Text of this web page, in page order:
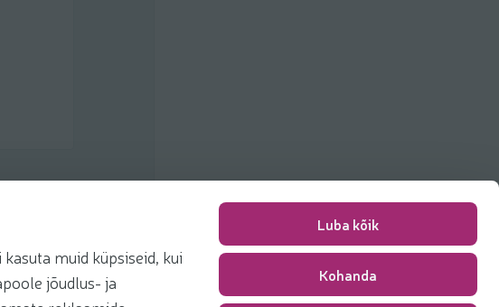
muid küpsiseid, kui
jõudlus- ja
Luba kõik
Kohanda